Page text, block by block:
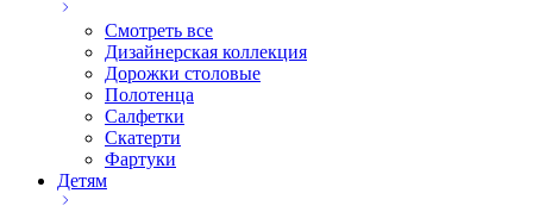
Смотреть все
Дизайнерская коллекция
Дорожки столовые
Полотенца
Салфетки
Скатерти
Фартуки
Детям